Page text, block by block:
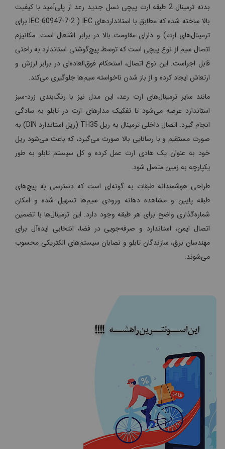
بدنه ترمینال 2 طبقه ارت پیچی نسل جدید رعد از پلی‌آمید با کیفیت
بالا ساخته شده که مطابق با استانداردهای IEC ( IEC 60947-7-2 برای
ترمینال‌های ارت) و دارای مقاومت بالا در برابر اشتعال است. مکانیزم
اتصال سیم از نوع پیچی است که توسط پیچ‌گوشتی استاندارد به راحتی
قابل اجراست. این نوع اتصال، استحکام فوق‌العاده‌ای در برابر لرزش و
ارتعاش ایجاد کرده و از باز شدن ناخواسته سیم‌ها جلوگیری می‌کند.
مانند سایر ترمینال‌های ارت رعد، این مدل نیز با رنگ‌بندی زرد-سبز
استاندارد عرضه می‌شود تا تفکیک مدارهای ارت در تابلو به سادگی
انجام گیرد. اتصال داخلی ترمینال به ریل TH35 (ریل استاندارد DIN) به
صورت مستقیم و با رسانایی بالا صورت می‌گیرد، که باعث می‌شود ریل
خود به عنوان یک هادی ارت عمل کرده و کل سیستم تابلو به طور
یکپارچه به زمین متصل شود.
طراحی هوشمندانه طبقات به گونه‌ای است که دسترسی به پیچ‌های
طبقه پایین و مشاهده دهانه ورودی سیم‌ها تسهیل شده و امکان
شماره‌گذاری واضح برای هر طبقه وجود دارد. این ترمینال‌ها با تضمین
اتصال ایمن، استاندارد و صرفه‌جویی در فضا، انتخابی ایده‌آل برای
مهندسان برق، سازندگان تابلو و نصابان سیستم‌های الکتریکی محسوب
می‌شوند.